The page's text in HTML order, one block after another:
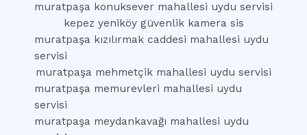
muratpaşa konuksever mahallesi uydu servisi
kepez yeniköy güvenlik kamera sis
muratpaşa kızılırmak caddesi mahallesi uydu
servisi
muratpaşa mehmetçik mahallesi uydu servisi
muratpaşa memurevleri mahallesi uydu
servisi
muratpaşa meydankavağı mahallesi uydu